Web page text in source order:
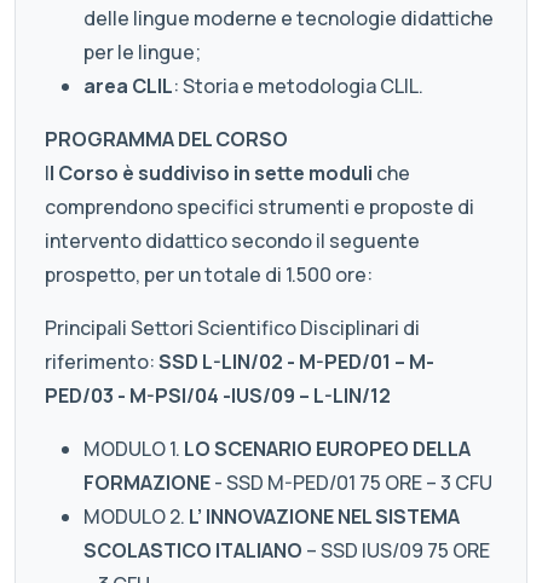
delle lingue moderne e tecnologie didattiche
per le lingue;
area CLIL: Storia e metodologia CLIL.
PROGRAMMA DEL CORSO
Il Corso è suddiviso in sette moduli che
comprendono specifici strumenti e proposte di
intervento didattico secondo il seguente
prospetto, per un totale di 1.500 ore:
Principali Settori Scientifico Disciplinari di
riferimento:SSD L-LIN/02 - M-PED/01 – M-
PED/03 - M-PSI/04 -IUS/09 – L-LIN/12
MODULO 1. LO SCENARIO EUROPEO DELLA
FORMAZIONE- SSD M-PED/01 75 ORE – 3 CFU
MODULO 2. L’ INNOVAZIONE NEL SISTEMA
SCOLASTICO ITALIANO – SSD IUS/09 75 ORE